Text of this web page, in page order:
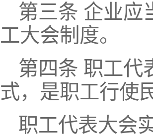
第三条 企业应
工大会制度。
第四条 职工代
式，是职工行使
职工代表大会